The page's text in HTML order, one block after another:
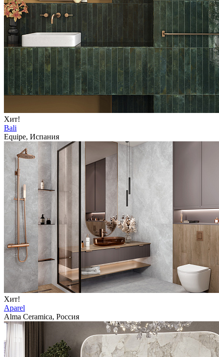
Хит!
Bali
Equipe, Испания
Хит!
Aparel
Alma Ceramica, Россия